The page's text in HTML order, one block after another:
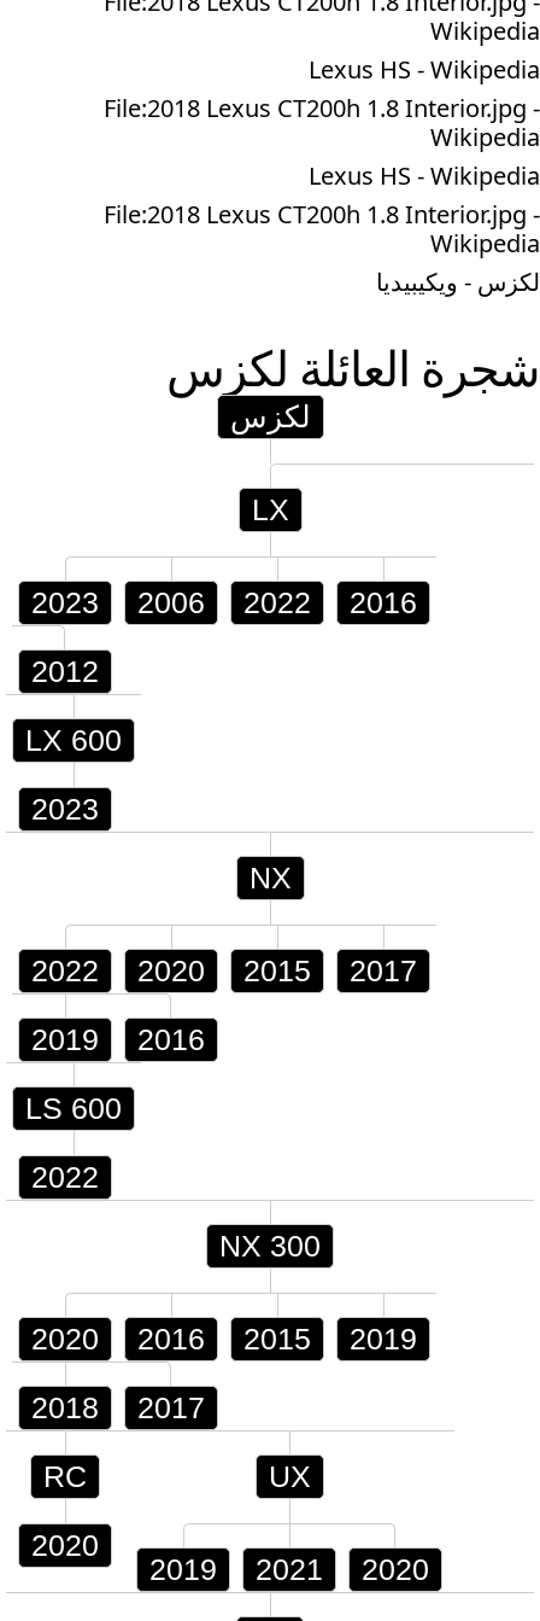
Wikipedia
Lexus HS - Wikipedia
File:2018 Lexus CT200h 1.8 Interior.jpg -
Wikipedia
Lexus HS - Wikipedia
File:2018 Lexus CT200h 1.8 Interior.jpg -
Wikipedia
لكزس - ويكيبيديا
شجرة العائلة لكزس
لكزس
LX
2023 2006 2022 2016
2012
LX 600
2023
NX
2022 2020 2015 2017
2019 2016
LS 600
2022
NX 300
2020 2016 2015 2019
2018 2017
RC
2020
UX
2019 2021 2020